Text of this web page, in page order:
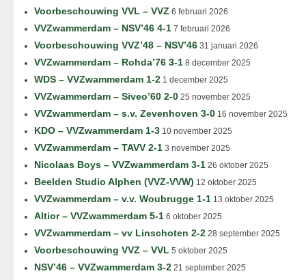
Voorbeschouwing VVL – VVZ 6 februari 2026
VVZwammerdam – NSV’46 4-1 7 februari 2026
Voorbeschouwing VVZ’48 – NSV’46 31 januari 2026
VVZwammerdam – Rohda’76 3-1 8 december 2025
WDS – VVZwammerdam 1-2 1 december 2025
VVZwammerdam – Siveo’60 2-0 25 november 2025
VVZwammerdam – s.v. Zevenhoven 3-0 16 november 2025
KDO – VVZwammerdam 1-3 10 november 2025
VVZwammerdam – TAVV 2-1 3 november 2025
Nicolaas Boys – VVZwammerdam 3-1 26 oktober 2025
Beelden Studio Alphen (VVZ-VVW) 12 oktober 2025
VVZwammerdam – v.v. Woubrugge 1-1 13 oktober 2025
Altior – VVZwammerdam 5-1 6 oktober 2025
VVZwammerdam – vv Linschoten 2-2 28 september 2025
Voorbeschouwing VVZ – VVL 5 oktober 2025
NSV’46 – VVZwammerdam 3-2 21 september 2025